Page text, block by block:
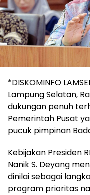
*DISKOMINFO
Lampung Selatan,
dukungan penuh
Pemerintah Pusat
pucuk pimpinan
Kebijakan Presiden
Nanik S. Deyang
dinilai sebagai
program prioritas